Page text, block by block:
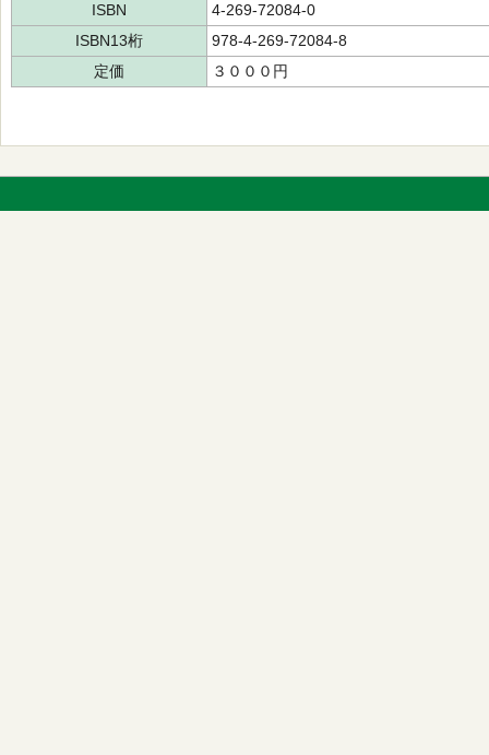
ISBN
4-269-72084-0
ISBN13桁
978-4-269-72084-8
定価
３０００円